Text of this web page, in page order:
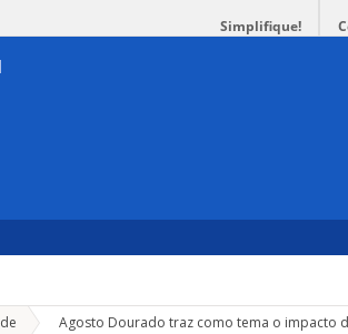
Simplifique!
» Agosto Dourado traz como tema o impacto